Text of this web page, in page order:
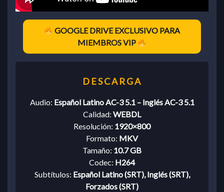
GOOGLE DRIVE EXCLUSIVO PARA
MIEMBROS VIP
Audio: Español Latino AC-3 5.1 – Inglés AC-3 5.1
Calidad: WEBDL
Resolución: 1920×800
Formato: MKV
Tamaño: 10.7 GB
Codec: H264
Subtítulos: Español Latino (SRT), Inglés (SRT),
Forzados (SRT)